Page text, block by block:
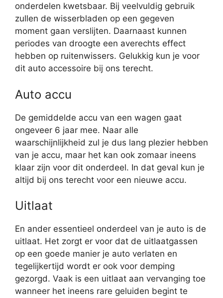
onderdelen kwetsbaar. Bij veelvuldig gebruik
zullen de wisserbladen op een gegeven
moment gaan verslijten. Daarnaast kunnen
periodes van droogte een averechts effect
hebben op ruitenwissers. Gelukkig kun je voor
dit auto accessoire bij ons terecht.
Auto accu
De gemiddelde accu van een wagen gaat
ongeveer 6 jaar mee. Naar alle
waarschijnlijkheid zul je dus lang plezier hebben
van je accu, maar het kan ook zomaar ineens
klaar zijn voor dit onderdeel. In dat geval kun je
altijd bij ons terecht voor een nieuwe accu.
Uitlaat
En ander essentieel onderdeel van je auto is de
uitlaat. Het zorgt er voor dat de uitlaatgassen
op een goede manier je auto verlaten en
tegelijkertijd wordt er ook voor demping
gezorgd. Vaak is een uitlaat aan vervanging toe
wanneer het ineens rare geluiden begint te